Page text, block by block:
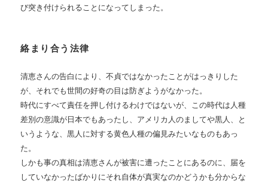
び突き付けられることになってしまった。
絡まり合う法律
清恵さんの告白により、不貞ではなかったことがはっきりした
が、それでも世間の好奇の目は防ぎようがなかった。
時代にすべて責任を押し付けるわけではないが、この時代は人種
差別の意識が日本でもあったし、アメリカ人のましてや黒人、と
いうような、黒人に対する黄色人種の偏見みたいなものもあっ
た。
しかも事の真相は清恵さんが被害に遭ったことにあるのに、届を
していなかったばかりにそれ自体が真実なのかどうかも分からな